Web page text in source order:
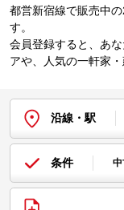
都営新宿線で販売中
す。
会員登録すると、あ
アや、人気の一軒家
沿線・駅
条件